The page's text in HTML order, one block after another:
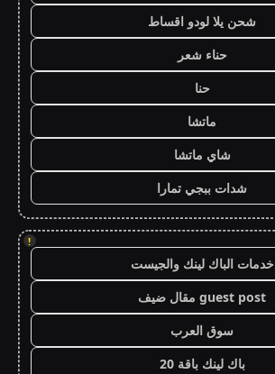
شحن يلا لودو اقساط
حناء شعر
حنا
ماتشا
شاي ماتشا
شدات ببجي تمارا
!
خدمات الباك لينك والجيست
guest post مقال ضيف
سوق العرب
باك لينك باقة 20